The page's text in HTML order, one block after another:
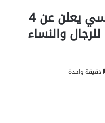
البنك السعودي الفرنسي يعلن عن 4
والنساء
دقيقة واحدة